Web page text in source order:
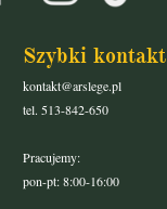
Szybki kontakt
kontakt@arslege.pl
tel. 513-842-650
Pracujemy:
pon-pt: 8:00-16:00